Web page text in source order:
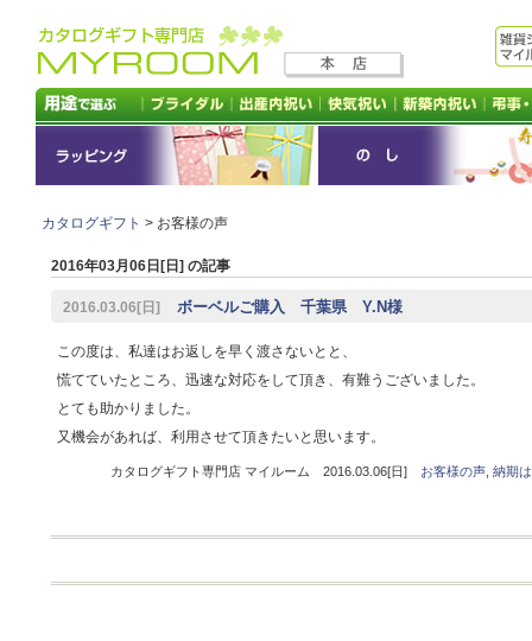
カタログギフト > お客様の声
2016年03月06日[日] の記事
2016.03.06[日] ボーベルご購入 千葉県 Y.N様
この度は、私達はお返しを早く渡さないとと、
慌てていたところ、迅速な対応をして頂き、有難うございました。
とても助かりました。
又機会があれば、利用させて頂きたいと思います。
カタログギフト専門店 マイルーム 2016.03.06[日] お客様の声, 納期